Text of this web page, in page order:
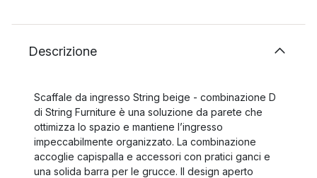
Descrizione
Scaffale da ingresso String beige - combinazione D
di String Furniture è una soluzione da parete che
ottimizza lo spazio e mantiene l’ingresso
impeccabilmente organizzato. La combinazione
accoglie capispalla e accessori con pratici ganci e
una solida barra per le grucce. Il design aperto